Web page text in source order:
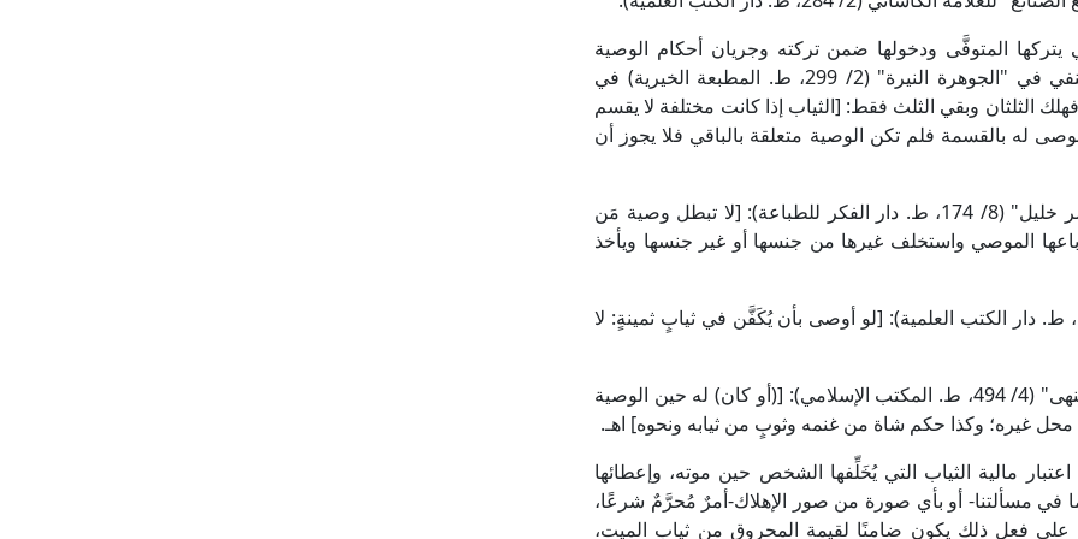
يتركها المتوفَّى ودخولها ضمن تركته وجريان أحكام الوصية
عليها، ومن ذلك: قال الإمام الحدادي الحنفي في "الجوهرة النيرة" (2/ 299، ط. المطبعة الخيرية) في
الثلثان وبقي الثلث فقط: [الثياب إذا كانت مختلفة لا يقسم
له بالقسمة فلم تكن الوصية متعلقة بالباقي فلا يجوز أن
وجاء في "شرح الإمام الخرشي المالكي على مختصر خليل" (8/ 174، ط. دار الفكر للطباعة): [لا تبطل وصية مَن
الموصي واستخلف غيرها من جنسها أو غير جنسها ويأخذ
وقال الإمام البغوي الشافعي في "التهذيب" (5/ 112، ط. دار الكتب العلمية): [لو أوصى بأن يُكَفَّن في ثيابٍ ثمينةٍ: لا
وقال العلامة الرحيباني الحنبلي في "مطالب أولي النهى" (4/ 494، ط. المكتب الإسلامي): [(أو كان) له حين الوصية
غيره؛ وكذا حكم شاة من غنمه وثوبٍ من ثيابه ونحوه] اهـ.
مالية الثياب التي يُخَلِّفها الشخص حين موته، وإعطائها
في مسألتنا- أو بأي صورة من صور الإهلاك-أمرٌ مُحرَّمٌ شرعًا،
على فعل ذلك يكون ضامنًا لقيمة المحروق من ثياب الميت،